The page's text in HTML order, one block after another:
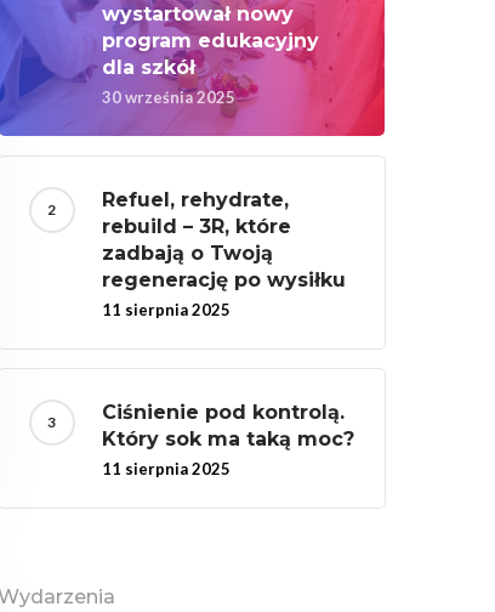
wystartował nowy
program edukacyjny
dla szkół
30 września 2025
Refuel, rehydrate,
rebuild – 3R, które
zadbają o Twoją
regenerację po wysiłku
11 sierpnia 2025
Ciśnienie pod kontrolą.
Który sok ma taką moc?
11 sierpnia 2025